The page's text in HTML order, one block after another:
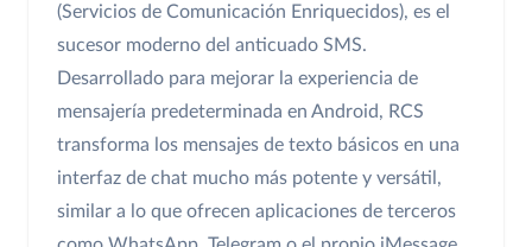
(Servicios de Comunicación Enriquecidos), es el
sucesor moderno del anticuado SMS.
Desarrollado para mejorar la experiencia de
mensajería predeterminada en Android, RCS
transforma los mensajes de texto básicos en una
interfaz de chat mucho más potente y versátil,
similar a lo que ofrecen aplicaciones de terceros